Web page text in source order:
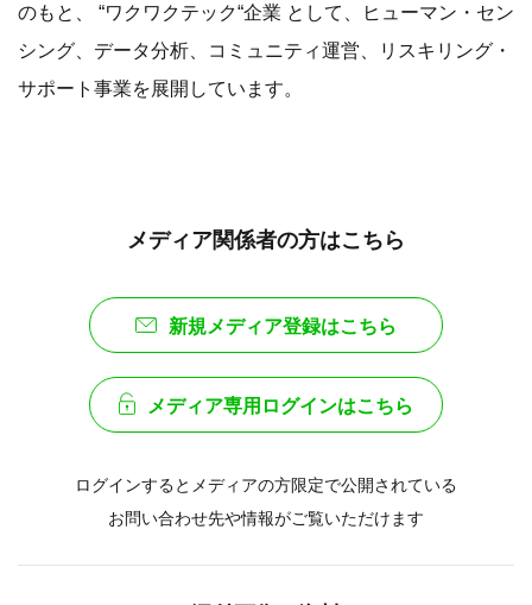
のもと、 “ワクワクテック“企業 として、ヒューマン・セン
シング、データ分析、コミュニティ運営、リスキリング・
サポート事業を展開しています。
メディア関係者の方はこちら
新規メディア登録はこちら
メディア専用ログインはこちら
ログインするとメディアの方限定で公開されている
お問い合わせ先や情報がご覧いただけます